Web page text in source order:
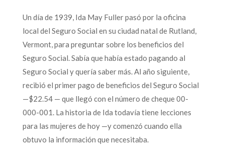
Un día de 1939, Ida May Fuller pasó por la oficina
local del Seguro Social en su ciudad natal de Rutland,
Vermont, para preguntar sobre los beneficios del
Seguro Social. Sabía que había estado pagando al
Seguro Social y quería saber más. Al año siguiente,
recibió el primer pago de beneficios del Seguro Social
—$22.54 — que llegó con el número de cheque 00-
000-001. La historia de Ida todavía tiene lecciones
para las mujeres de hoy —y comenzó cuando ella
obtuvo la información que necesitaba.